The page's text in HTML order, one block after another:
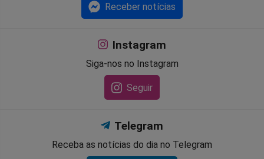
Receber notícias
Instagram
Siga-nos no Instagram
Seguir
Telegram
Receba as notícias do dia no Telegram